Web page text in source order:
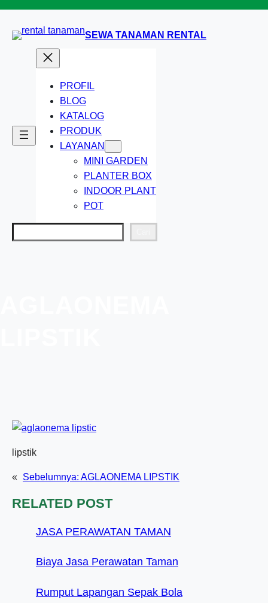
konten
SEWA TANAMAN RENTAL
PROFIL
BLOG
KATALOG
PRODUK
LAYANAN
MINI GARDEN
PLANTER BOX
INDOOR PLANT
POT
lipstik
« Sebelumnya: AGLAONEMA LIPSTIK
RELATED POST
JASA PERAWATAN TAMAN
Biaya Jasa Perawatan Taman
Rumput Lapangan Sepak Bola